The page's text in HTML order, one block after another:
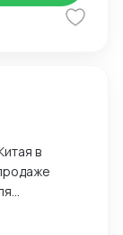
ключ»
в
мебели и